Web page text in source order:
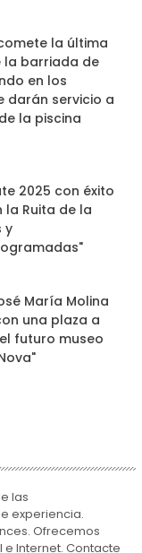
la última
la barriada de
en los
darán servicio a
la piscina
2025 con éxito
Ruita de la
y
María Molina
una plaza a
futuro museo
las
experiencia.
Ofrecemos
e Internet. Contacte